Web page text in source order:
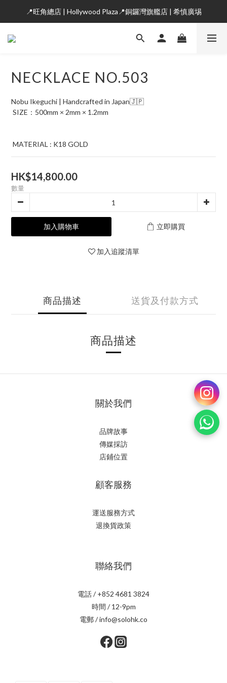
📍旺角總店 | Hollywood Plaza📍銅鑼灣旗艦店 | 希慎廣埸
NECKLACE NO.503
Nobu Ikeguchi | Handcrafted in Japan🇯🇵
SIZE：500mm × 2mm × 1.2mm
MATERIAL : K18 GOLD
HK$14,800.00
數量
加入購物車 立即購買
加入追蹤清單
商品描述 送貨及付款方式
商品描述
關於我們
品牌故事
傳媒採訪
店鋪位置
顧客服務
運送服務方式
退換貨政策
聯絡我們
電話 / +852 4681 3824
時間 / 12-9pm
電郵 / info@solohk.co